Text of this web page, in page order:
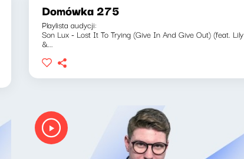
Domówka 275
Playlista audycji:
Son Lux - Lost It To Trying (Give In And Give Out) (feat. Lily
&...